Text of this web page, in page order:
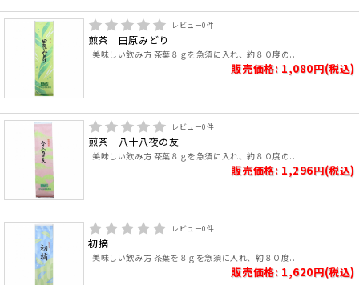
レビュー0件
煎茶 田原みどり
美味しい飲み方 茶葉８ｇを急須に入れ、約８０度の..
販売価格: 1,080円(税込)
レビュー0件
煎茶 八十八夜の友
美味しい飲み方 茶葉８ｇを急須に入れ、約８０度の..
販売価格: 1,296円(税込)
レビュー0件
初摘
美味しい飲み方 茶葉を８ｇを急須に入れ、約８０度..
販売価格: 1,620円(税込)